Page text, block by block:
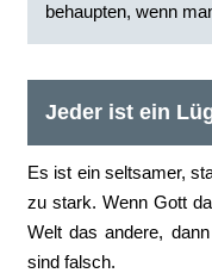
behaupten, wenn
Jeder ist ein
Es ist ein seltsamer,
zu stark. Wenn Gott
Welt das andere,
sind falsch.